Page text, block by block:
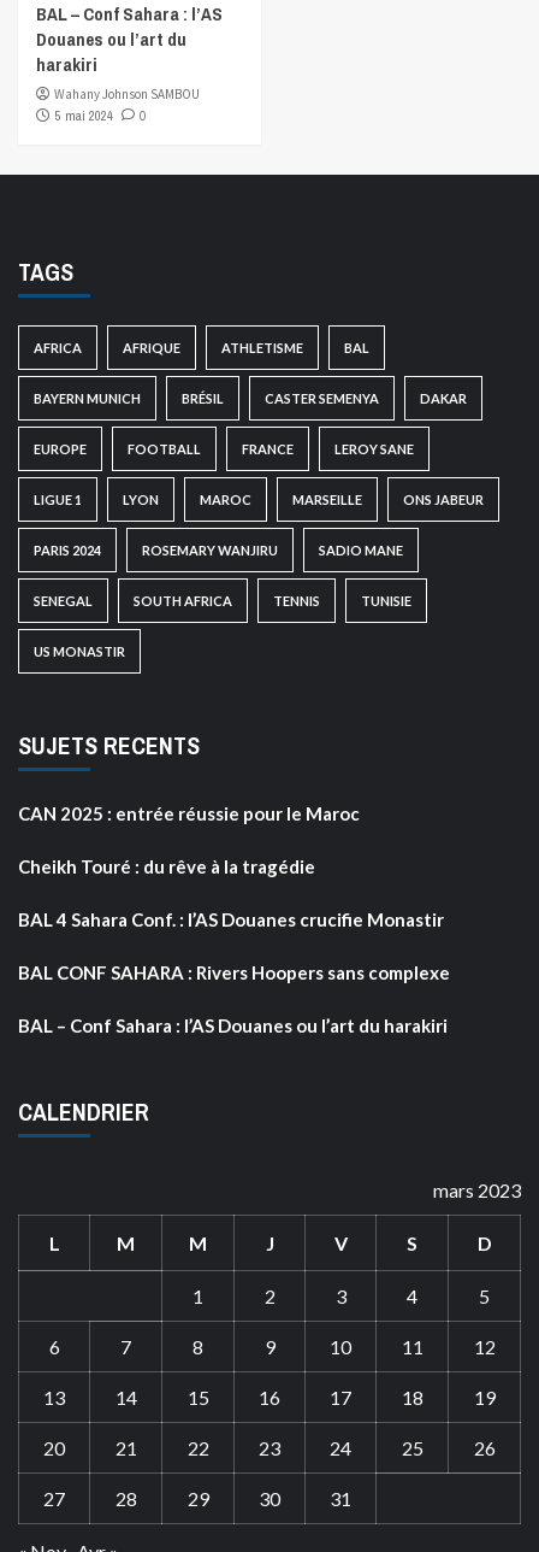
BAL – Conf Sahara : l’AS
Douanes ou l’art du
harakiri
Wahany Johnson SAMBOU
5 mai 2024
0
TAGS
AFRICA AFRIQUE ATHLETISME BAL
BAYERN MUNICH BRÉSIL CASTER SEMENYA DAKAR
EUROPE FOOTBALL FRANCE LEROY SANE
LIGUE 1 LYON MAROC MARSEILLE ONS JABEUR
PARIS 2024 ROSEMARY WANJIRU SADIO MANE
SENEGAL SOUTH AFRICA TENNIS TUNISIE
US MONASTIR
SUJETS RECENTS
CAN 2025 : entrée réussie pour le Maroc
Cheikh Touré : du rêve à la tragédie
BAL 4 Sahara Conf. : l’AS Douanes crucifie Monastir
BAL CONF SAHARA : Rivers Hoopers sans complexe
BAL – Conf Sahara : l’AS Douanes ou l’art du harakiri
CALENDRIER
mars 2023
L M M J V S D
1 2 3 4 5
6 7 8 9 10 11 12
13 14 15 16 17 18 19
20 21 22 23 24 25 26
27 28 29 30 31